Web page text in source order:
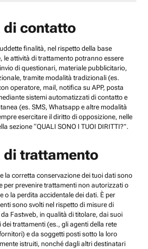
contatto
finalità, nel rispetto della base
le attività di trattamento potranno essere
di questionari, materiale pubblicitario,
tramite modalità tradizionali (es.
operatore, mail, notifica su APP, posta
sistemi automatizzati di contatto e
(es. SMS, Whatsapp e altre modalità
esercitare il diritto di opposizione, nelle
sezione “QUALI SONO I TUOI DIRITTI?”.
trattamento
la corretta conservazione dei tuoi dati sono
per prevenire trattamenti non autorizzati o
o la perdita accidentale dei dati. È per
sono svolti nel rispetto di misure di
Fastweb, in qualità di titolare, dai suoi
dei trattamenti (es., gli agenti della rete
e da soggetti posti sotto la loro
istruiti, nonché dagli altri destinatari